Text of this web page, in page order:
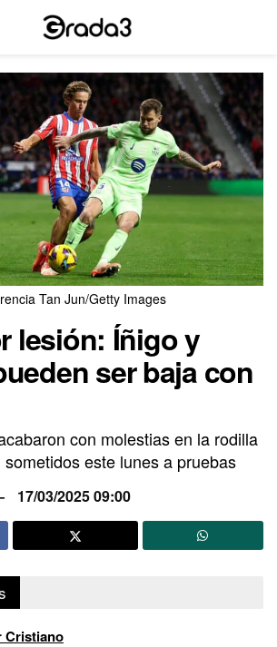
Tan Jun/Getty Images
lesión: Íñigo y
ser baja con
con molestias en la rodilla
este lunes a pruebas
17/03/2025 09:00
Cristiano